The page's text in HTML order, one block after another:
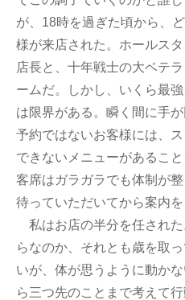
が、18時を過ぎた頃から、
様が来店された。ホールス
店長と、十年戦士の大ベテ
ームだ。しかし、いくら最
は限界がある。瞬く間に手
予約ではないお客様には、
できないメニューがあるこ
客席はガラガラでも体制が
待っていただいてから案内を
私はお店の半分を任され
らなのか、それとも歳を取
いが、体が思うように動か
ら三つ先のことまで考えて